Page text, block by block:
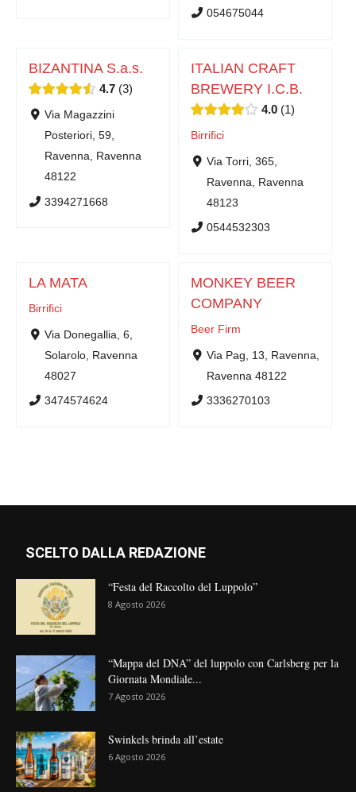
054675044
BIZANTINA S.a.s.
4.7 3
Via Magazzini
Posteriori, 59,
Ravenna, Ravenna
48122
3394271668
ITALIAN CRAFT
BREWERY I.C.B.
4.0 1
Birrifici
Via Torri, 365,
Ravenna, Ravenna
48123
0544532303
LA MATA
Birrifici
Via Donegallia, 6,
Solarolo, Ravenna
48027
3474574624
MONKEY BEER
COMPANY
Beer Firm
Via Pag, 13, Ravenna,
Ravenna 48122
3336270103
SCELTO DALLA REDAZIONE
“Festa del Raccolto del Luppolo”
8 Agosto 2026
“Mappa del DNA” del luppolo con Carlsberg per la
Giornata Mondiale...
7 Agosto 2026
Swinkels brinda all’estate
6 Agosto 2026